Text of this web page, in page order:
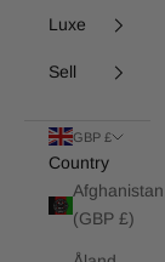
Luxe
Sell
GBP £
Country
Afghanistan
(GBP £)